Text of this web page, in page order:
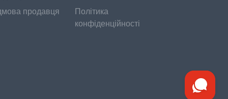
продавця
Політика
конфіденційності